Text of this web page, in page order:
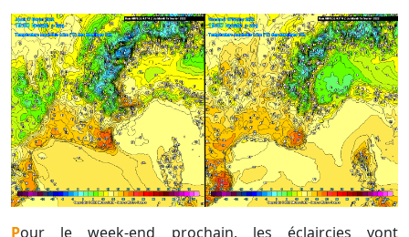
Pour le week-end prochain, les éclaircies vont